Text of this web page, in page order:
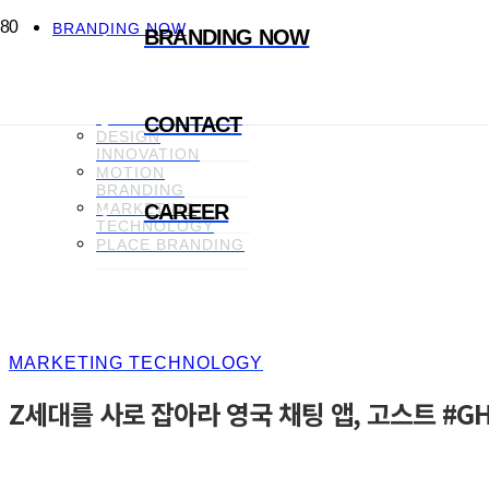
BRANDING NOW
CONTACT
CAREER
BRANDING NOW
COMMUNICATION
DESIGN
INNOVATION
MOTION
BRANDING
MARKETING
TECHNOLOGY
PLACE BRANDING
MARKETING TECHNOLOGY
Z세대를 사로 잡아라 영국 채팅 앱, 고스트